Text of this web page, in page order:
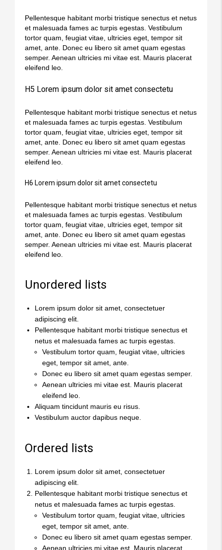
Pellentesque habitant morbi tristique senectus et netus
et malesuada fames ac turpis egestas. Vestibulum
tortor quam, feugiat vitae, ultricies eget, tempor sit
amet, ante. Donec eu libero sit amet quam egestas
semper. Aenean ultricies mi vitae est. Mauris placerat
eleifend leo.
H5 Lorem ipsum dolor sit amet consectetu
Pellentesque habitant morbi tristique senectus et netus
et malesuada fames ac turpis egestas. Vestibulum
tortor quam, feugiat vitae, ultricies eget, tempor sit
amet, ante. Donec eu libero sit amet quam egestas
semper. Aenean ultricies mi vitae est. Mauris placerat
eleifend leo.
H6 Lorem ipsum dolor sit amet consectetu
Pellentesque habitant morbi tristique senectus et netus
et malesuada fames ac turpis egestas. Vestibulum
tortor quam, feugiat vitae, ultricies eget, tempor sit
amet, ante. Donec eu libero sit amet quam egestas
semper. Aenean ultricies mi vitae est. Mauris placerat
eleifend leo.
Unordered lists
Lorem ipsum dolor sit amet, consectetuer
adipiscing elit.
Pellentesque habitant morbi tristique senectus et
netus et malesuada fames ac turpis egestas.
Vestibulum tortor quam, feugiat vitae, ultricies
eget, tempor sit amet, ante.
Donec eu libero sit amet quam egestas semper.
Aenean ultricies mi vitae est. Mauris placerat
eleifend leo.
Aliquam tincidunt mauris eu risus.
Vestibulum auctor dapibus neque.
Ordered lists
Lorem ipsum dolor sit amet, consectetuer
adipiscing elit.
Pellentesque habitant morbi tristique senectus et
netus et malesuada fames ac turpis egestas.
Vestibulum tortor quam, feugiat vitae, ultricies
eget, tempor sit amet, ante.
Donec eu libero sit amet quam egestas semper.
Aenean ultricies mi vitae est. Mauris placerat